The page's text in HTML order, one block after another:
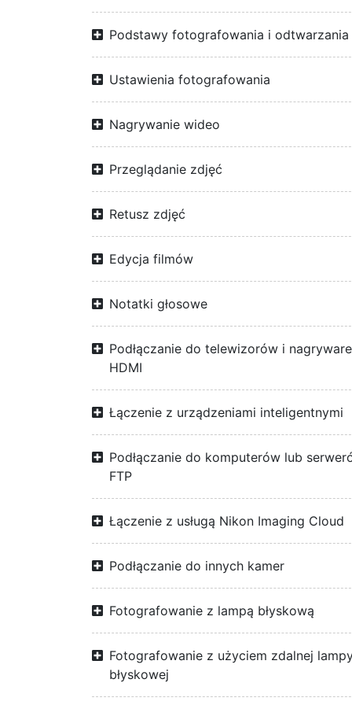
Podstawy fotografowania i odtwarzania
Ustawienia fotografowania
Nagrywanie wideo
Przeglądanie zdjęć
Retusz zdjęć
Edycja filmów
Notatki głosowe
Podłączanie do telewizorów i
HDMI
Łączenie z urządzeniami inteligentnymi
Podłączanie do komputerów lub
FTP
Łączenie z usługą Nikon Imaging Cloud
Podłączanie do innych kamer
Fotografowanie z lampą błyskową
Fotografowanie z użyciem zdalnej
błyskowej